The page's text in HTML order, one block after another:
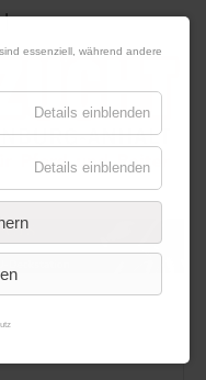
|Datenschutz
essenziell, während andere
Details einblenden
Details einblenden